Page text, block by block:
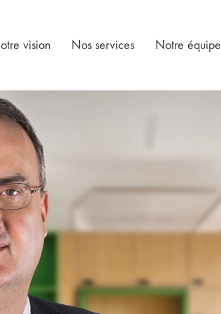
vision Nos services Notre équipe